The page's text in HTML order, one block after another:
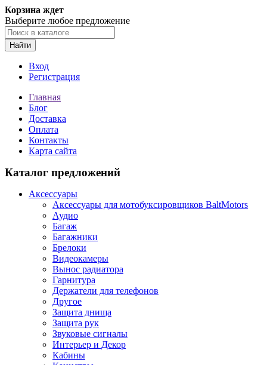
Корзина ждет
Выберите любое предложение
Найти
Вход
Регистрация
Главная
Блог
Доставка
Оплата
Контакты
Карта сайта
Каталог предложений
Аксессуары
Аксессуары для мотобуксировщиков BaltMotors
Аудио
Багаж
Багажники
Брелоки
Видеокамеры
Вынос радиатора
Гарнитура
Держатели для телефонов
Другое
Защита днища
Защита рук
Звуковые сигналы
Интерьер и Декор
Кабины